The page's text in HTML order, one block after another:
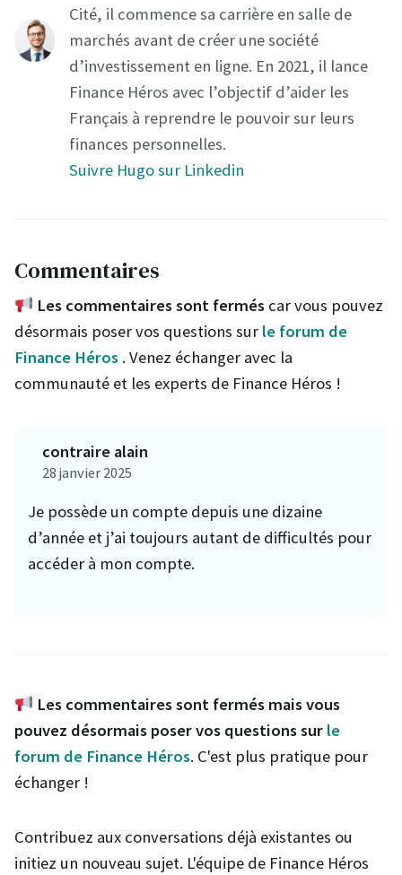
Cité, il commence sa carrière en salle de
marchés avant de créer une société
d’investissement en ligne. En 2021, il lance
Finance Héros avec l’objectif d’aider les
Français à reprendre le pouvoir sur leurs
finances personnelles.
Suivre Hugo sur Linkedin
Commentaires
Les commentaires sont fermés car vous pouvez
désormais poser vos questions sur le forum de
Finance Héros . Venez échanger avec la
communauté et les experts de Finance Héros !
contraire alain
28 janvier 2025
Je possède un compte depuis une dizaine
d’année et j’ai toujours autant de difficultés pour
accéder à mon compte.
Les commentaires sont fermés mais vous
pouvez désormais poser vos questions sur le
forum de Finance Héros. C'est plus pratique pour
échanger !
Contribuez aux conversations déjà existantes ou
initiez un nouveau sujet. L'équipe de Finance Héros